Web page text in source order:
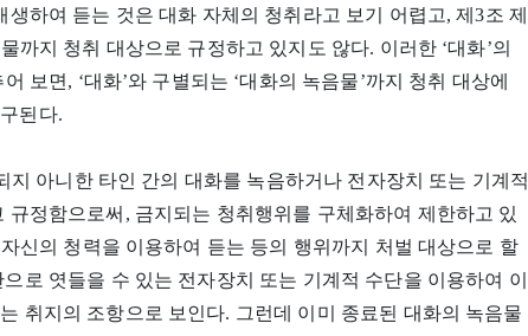
생하여 듣는 것은 대화 자체의 청취라고 보기 어렵고, 제3조 제
까지 청취 대상으로 규정하고 있지도 않다. 이러한 ‘대화’의
보면, ‘대화’와 구별되는 ‘대화의 녹음물’까지 청취 대상에
된다.
지 아니한 타인 간의 대화를 녹음하거나 전자장치 또는 기계적
규정함으로써, 금지되는 청취행위를 구체화하여 제한하고 있
신의 청력을 이용하여 듣는 등의 행위까지 처벌 대상으로 할
로 엿들을 수 있는 전자장치 또는 기계적 수단을 이용하여 이
취지의 조항으로 보인다. 그런데 이미 종료된 대화의 녹음물